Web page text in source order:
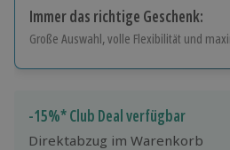
Immer das richtige Geschenk:
Große Auswahl, volle Flexibilität und
Jeder Gutschein für alle Erlebnisse
Maximale Sicherheit
-15%* Club Deal verfügbar
Direktabzug im Warenkorb